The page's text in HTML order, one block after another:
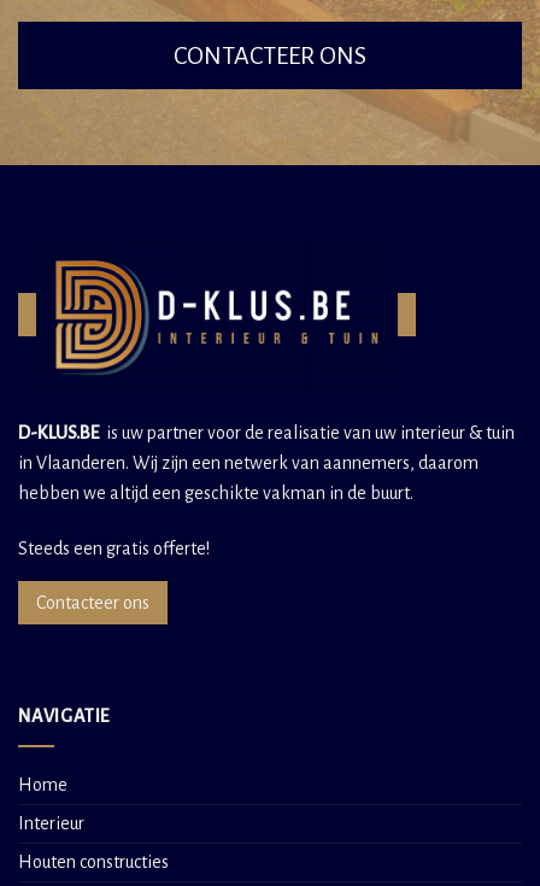
CONTACTEER ONS
D-KLUS.BEis uw partner voor de realisatie van uw interieur & tuin
in Vlaanderen. Wij zijn een netwerk van aannemers, daarom
hebben we altijd een geschikte vakman in de buurt.
Steeds een gratis offerte!
Contacteer ons
NAVIGATIE
Home
Interieur
Houten constructies